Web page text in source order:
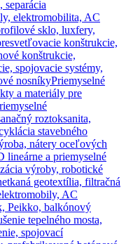
separácia
elektromobilita, AC
sklo, luxfery,
konštrukcie,
konštrukcie,
spojovacie systémy,
nosníkyPriemyselné
a materiály pre
roztoksanita,
stavebného
nátery oceľových
lineárne a priemyselné
výroby, robotické
geotextília, filtračná
AC
Peikko, balkónový
tepelného mosta,
spojovací